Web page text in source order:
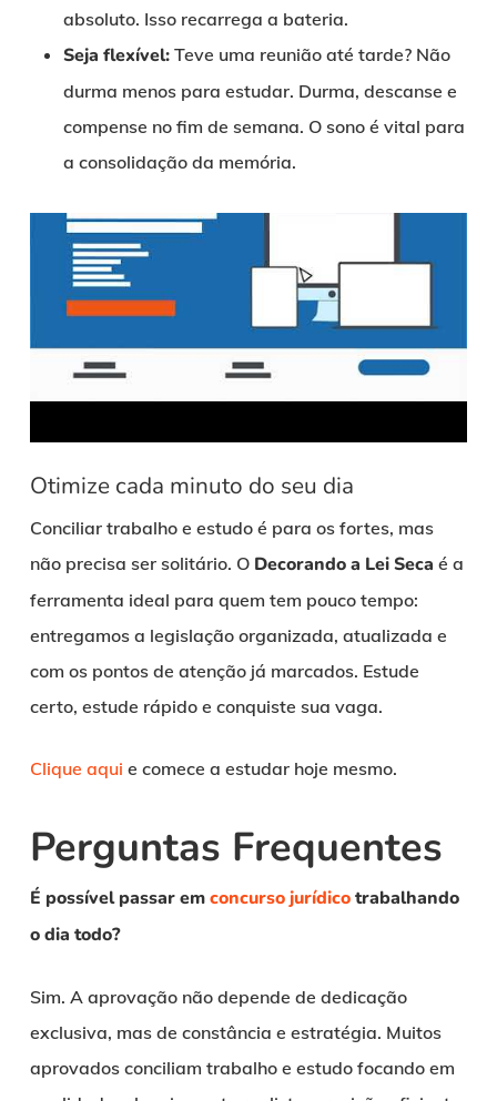
absoluto. Isso recarrega a bateria.
Seja flexível:Teve uma reunião até tarde? Não
durma menos para estudar. Durma, descanse e
compense no fim de semana. O sono é vital para
a consolidação da memória.
Otimize cada minuto do seu dia
Conciliar trabalho e estudo é para os fortes, mas
não precisa ser solitário. O Decorando a Lei Seca é a
ferramenta ideal para quem tem pouco tempo:
entregamos a legislação organizada, atualizada e
com os pontos de atenção já marcados. Estude
certo, estude rápido e conquiste sua vaga.
Clique aqui e comece a estudar hoje mesmo.
Perguntas Frequentes
É possível passar emconcurso jurídicotrabalhando
o dia todo?
Sim. A aprovação não depende de dedicação
exclusiva, mas de constância e estratégia. Muitos
aprovados conciliam trabalho e estudo focando em